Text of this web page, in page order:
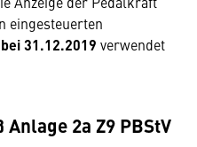
eingesteuerten
31.12.2019 verwendet
2a Z9 PBStV